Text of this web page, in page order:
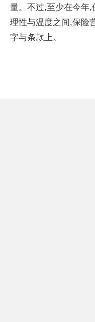
量。不过,至少在今年,
理性与温度之间,保险
字与条款上。